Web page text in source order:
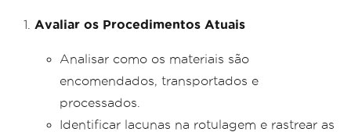
Avaliar os Procedimentos Atuais
Analisar como os materiais são
encomendados, transportados e
processados.
Identificar lacunas na rotulagem e rastrear as